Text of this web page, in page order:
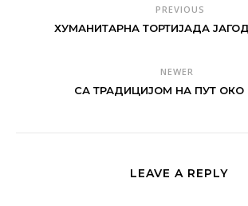
PREVIOUS
ХУМАНИТАРНА ТОРТИЈАДА
NEWER
СА ТРАДИЦИЈОМ НА ПУТ ОКО
LEAVE A REPLY